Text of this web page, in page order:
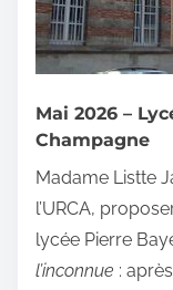
Mai 2026 –
Champagne
Madame Listte
l’URCA,
lycée Pierre
l’inconnue :